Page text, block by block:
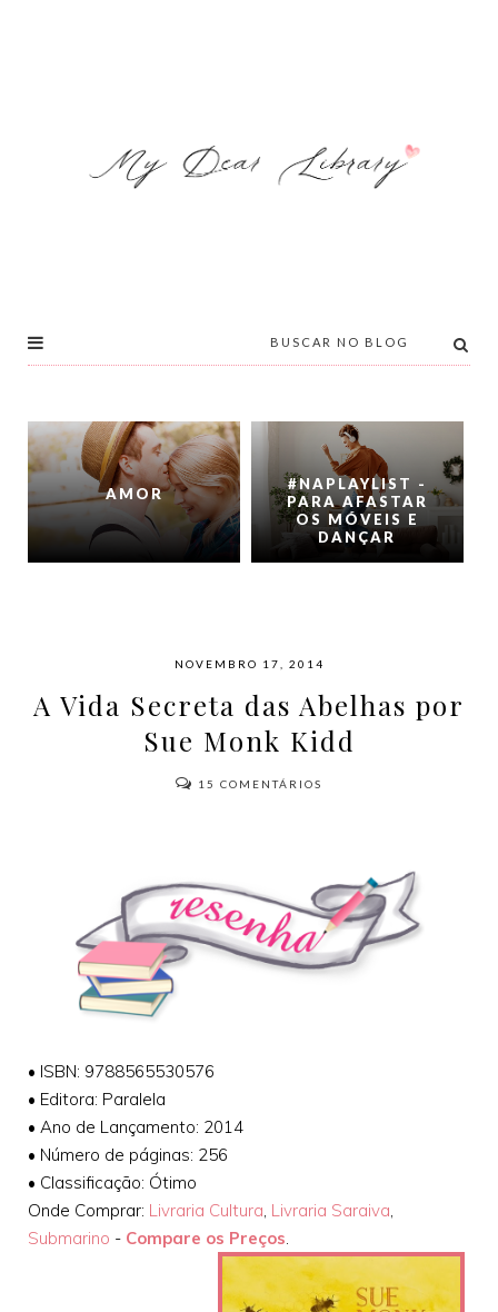
AMOR
#NAPLAYLIST -
PARA AFASTAR
OS MÓVEIS E
DANÇAR
NOVEMBRO 17, 2014
A Vida Secreta das Abelhas por
Sue Monk Kidd
15 COMENTÁRIOS
• ISBN: 9788565530576
• Editora: Paralela
• Ano de Lançamento: 2014
• Número de páginas: 256
• Classificação: Ótimo
Onde Comprar: Livraria Cultura, Livraria Saraiva,
Submarino - Compare os Preços.